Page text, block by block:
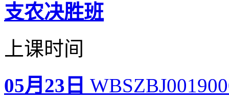
支农决胜班
上课时间
05月23日